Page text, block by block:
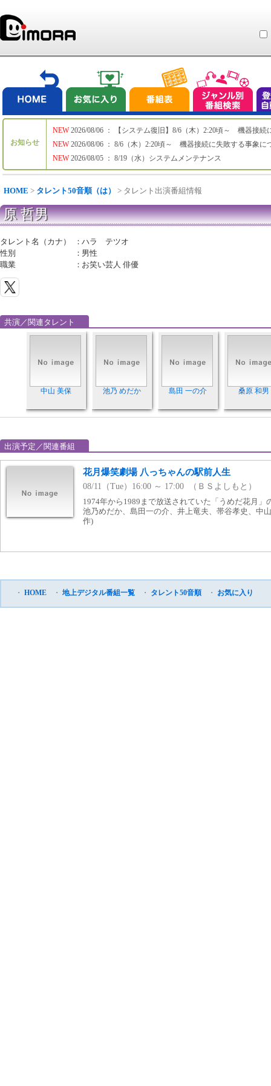
お知らせ
NEW
NEW
NEW
2026/08/06 ： 【システム復旧】8/6（木）2:20頃～ 機器接続
2026/08/06 ： 8/6（木）2:20頃～ 機器接続に失敗する事象に
2026/08/05 ： 8/19（水）システムメンテナンス
HOME > タレント50音順（は） > タレント出演番組情報
原 哲男
タレント名（カナ） ：ハラ テツオ
性別
： 男性
職業
： お笑い芸人 俳優
共演／関連タレント
中山 美保 池乃 めだか 島田 一の介 桑原 和男
出演予定／関連番組
花月爆笑劇場 八っちゃんの駅前人生
08/11（Tue）16:00 ～ 17:00 （ＢＳよしもと）
1974年から1989まで放送されていた「うめだ花月」
池乃めだか、島田一の介、井上竜夫、帯谷孝史、中
作)
・ HOME ・ 地上デジタル番組一覧 ・ タレント50音順 ・ お気に入り